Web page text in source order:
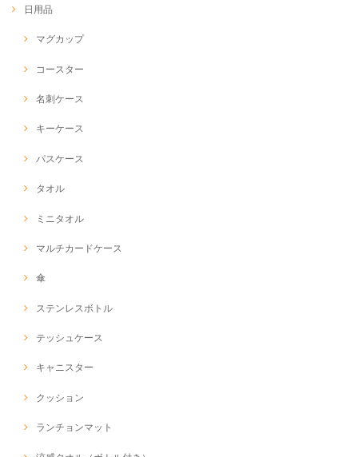
日用品
マグカップ
コースター
名刺ケース
キーケース
パスケース
タオル
ミニタオル
マルチカードケース
傘
ステンレスボトル
テッシュケース
キャニスター
クッション
ランチョンマット